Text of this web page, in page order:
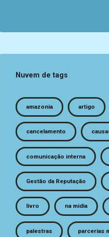
Nuvem de tags
amazonia artigo
cancelamento
comunicação interna
Gestão da Reputação
livro na midia
palestras parcerias